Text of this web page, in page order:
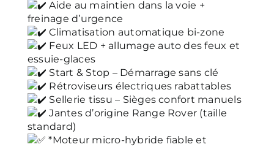
Aide au maintien dans la voie +
freinage d’urgence
Climatisation automatique bi-zone
Feux LED + allumage auto des feux et
essuie-glaces
Start & Stop – Démarrage sans clé
Rétroviseurs électriques rabattables
Sellerie tissu – Sièges confort manuels
Jantes d’origine Range Rover (taille
standard)
*Moteur micro-hybride fiable et